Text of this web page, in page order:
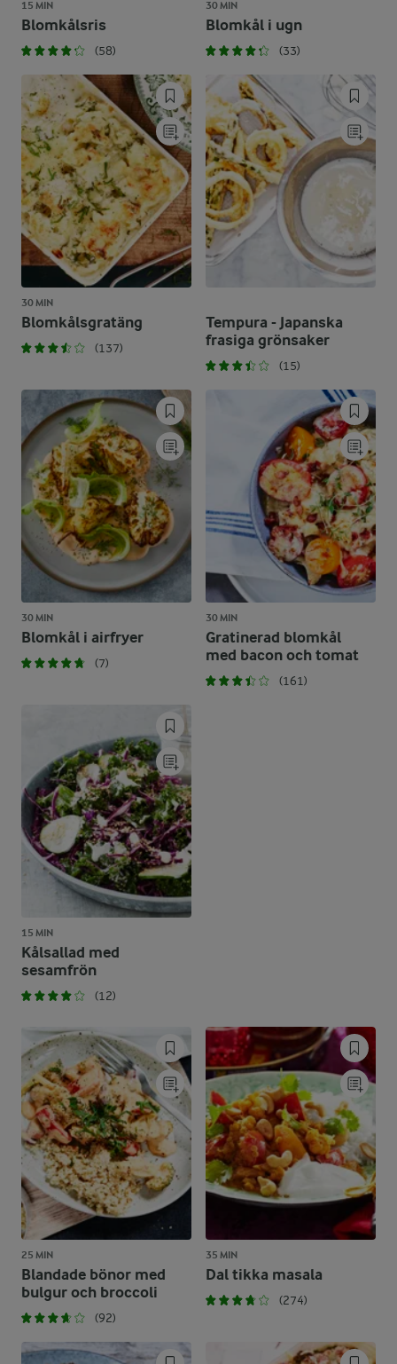
15 MIN
Blomkålsris
(58)
30 MIN
Blomkål i ugn
(33)
30 MIN
Blomkålsgratäng
(137)
Tempura - Japanska
frasiga grönsaker
(15)
30 MIN
Blomkål i airfryer
(7)
30 MIN
Gratinerad blomkål
med bacon och tomat
(161)
15 MIN
Kålsallad med
sesamfrön
(12)
25 MIN
Blandade bönor med
bulgur och broccoli
(92)
35 MIN
Dal tikka masala
(274)